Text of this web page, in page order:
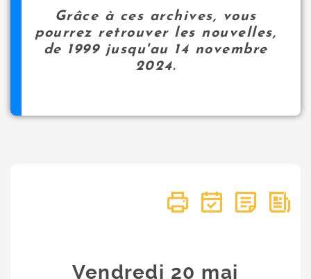
Grâce à ces archives, vous
pourrez retrouver les nouvelles,
de 1999 jusqu'au 14 novembre
2024.
Vendredi 20 mai